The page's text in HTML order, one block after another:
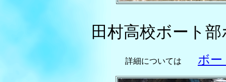
田村高校ボート
詳細については ボー